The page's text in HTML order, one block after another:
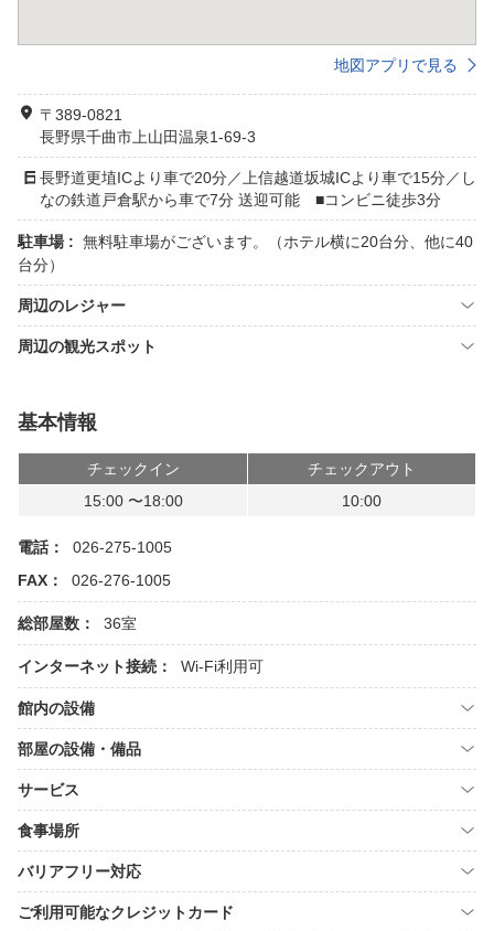
地図アプリで見る
〒389-0821
長野県千曲市上山田温泉1-69-3
長野道更埴ICより車で20分／上信越道坂城ICより車で15分／し
なの鉄道戸倉駅から車で7分 送迎可能 ■コンビニ徒歩3分
駐車場 : 無料駐車場がございます。（ホテル横に20台分、他に40
台分）
周辺のレジャー
周辺の観光スポット
基本情報
チェックイン
チェックアウト
15:00 〜18:00
10:00
電話：
026-275-1005
FAX：
026-276-1005
総部屋数： 36室
インターネット接続： Wi-Fi利用可
館内の設備
部屋の設備・備品
サービス
食事場所
バリアフリー対応
ご利用可能なクレジットカード